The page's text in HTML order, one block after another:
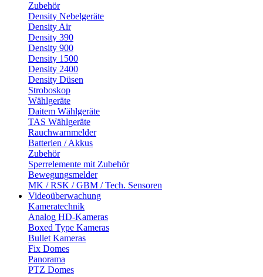
Zubehör
Density Nebelgeräte
Density Air
Density 390
Density 900
Density 1500
Density 2400
Density Düsen
Stroboskop
Wählgeräte
Daitem Wählgeräte
TAS Wählgeräte
Rauchwarnmelder
Batterien / Akkus
Zubehör
Sperrelemente mit Zubehör
Bewegungsmelder
MK / RSK / GBM / Tech. Sensoren
Videoüberwachung
Kameratechnik
Analog HD-Kameras
Boxed Type Kameras
Bullet Kameras
Fix Domes
Panorama
PTZ Domes